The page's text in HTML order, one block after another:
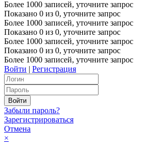
Более 1000 записей, уточните запрос
Показано 0 из 0, уточните запрос
Более 1000 записей, уточните запрос
Показано 0 из 0, уточните запрос
Более 1000 записей, уточните запрос
Показано 0 из 0, уточните запрос
Более 1000 записей, уточните запрос
Войти | Регистрация
Забыли пароль?
Зарегистрироваться
Отмена
×